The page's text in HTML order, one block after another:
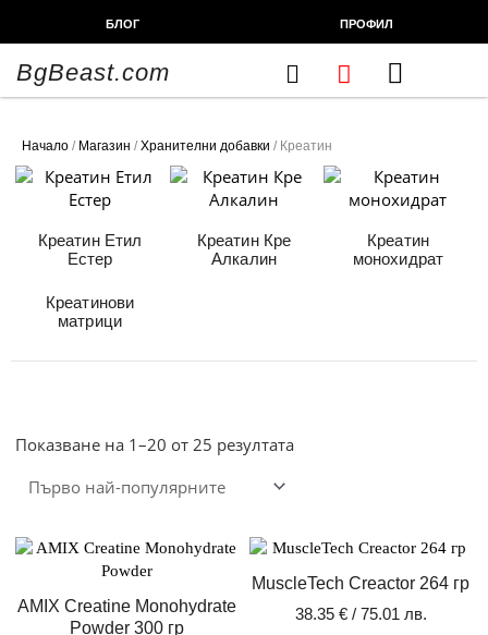
БЛОГ ПРОФИЛ
BgBeast.com Cart
Начало / Магазин / Хранителни добавки / Креатин
Креатин Етил
Естер
Креатин Кре
Алкалин
Креатин
монохидрат
Креатинови
матрици
Показване на 1–20 от 25 резултата
AMIX Creatine Monohydrate
Powder 300 гр
MuscleTech Creactor 264 гр
38.35 €/ 75.01 лв.